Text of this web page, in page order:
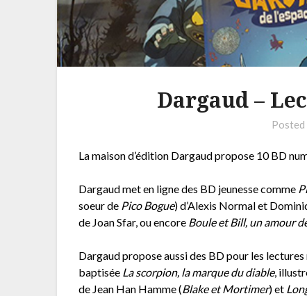
Dargaud –
Posted
La maison d’édition Dargaud propose 10 BD
Dargaud met en ligne des BD jeunesse comme
soeur de Pico Bogue) d’Alexis Normal et
de Joan Sfar, ou encore Boule et Bill, un amour
Dargaud propose aussi des BD pour les
baptisée La scorpion, la marque du diable,
de Jean Han Hamme (Blake et Mortimer) et